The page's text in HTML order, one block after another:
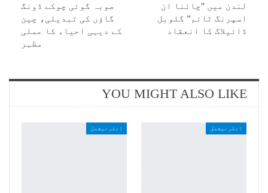
لندن میں "چائنا ان
اسپرنگ ٹائم” گلوبل
ڈائیلاگ کا انعقاد
صوبہ گوئی چوکے ڈونگ
گاؤں کی تبدیلی، چین
کے دیہی احیاء کا عملی
مظہر
YOU MIGHT ALSO LIKE
انٹرنیشنل انٹرنیشنل